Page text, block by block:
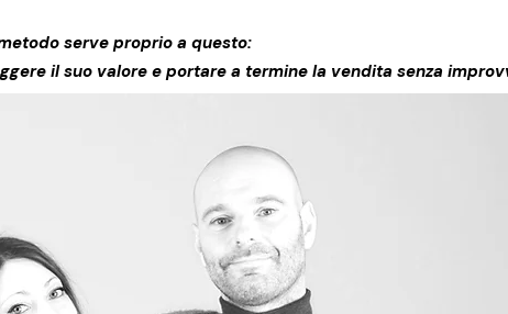
serve proprio a questo:
il suo valore e portare a termine la vendita senza